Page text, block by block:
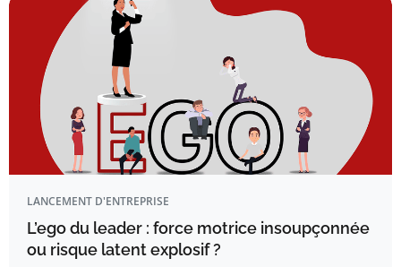
LANCEMENT D'ENTREPRISE
L’ego du leader : force motrice insoupçonnée
ou risque latent explosif ?